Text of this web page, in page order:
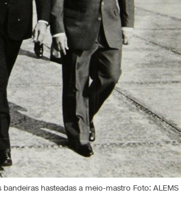
hasteadas a meio-mastro Foto: ALEMS